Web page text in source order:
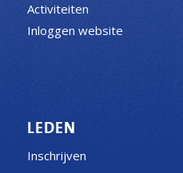
Activiteiten
Inloggen website
LEDEN
Inschrijven